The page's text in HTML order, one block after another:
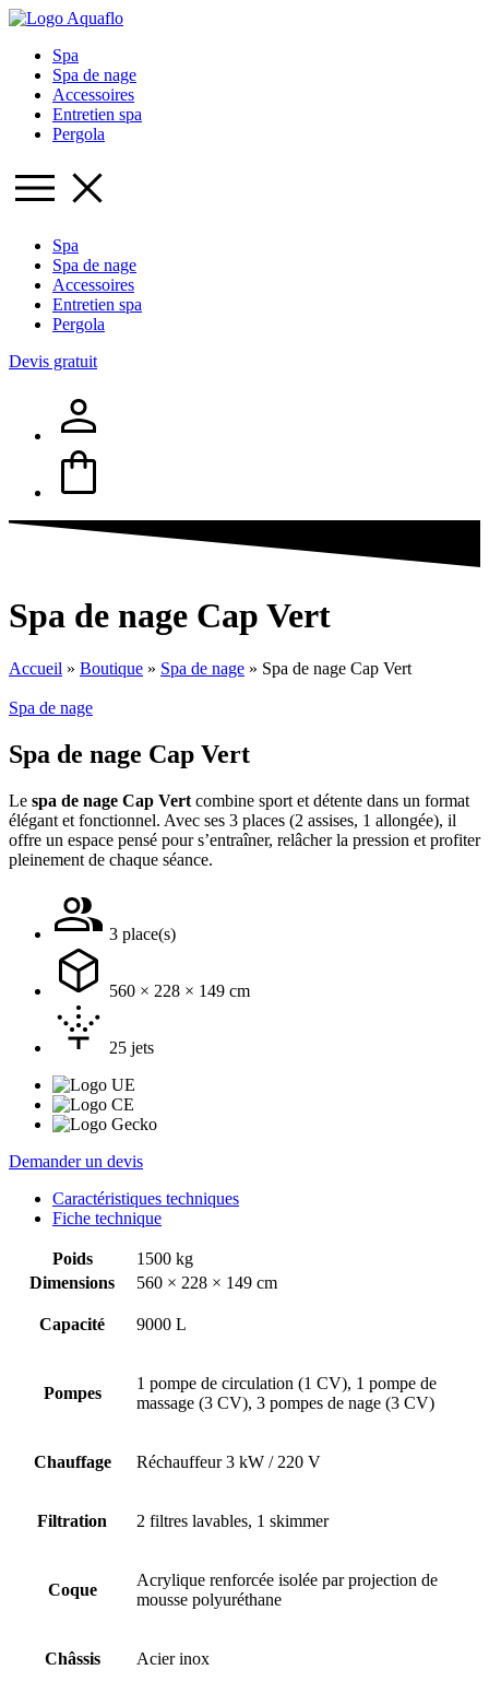
Spa
Spa de nage
Accessoires
Entretien spa
Pergola
Spa
Spa de nage
Accessoires
Entretien spa
Pergola
Devis gratuit
Spa de nage Cap Vert
Accueil » Boutique » Spa de nage » Spa de nage Cap Vert
Spa de nage
Spa de nage Cap Vert
Le spa de nage Cap Vert combine sport et détente dans un format
élégant et fonctionnel. Avec ses 3 places (2 assises, 1 allongée), il
offre un espace pensé pour s’entraîner, relâcher la pression et profiter
pleinement de chaque séance.
3 place(s)
560 × 228 × 149 cm
25 jets
Demander un devis
Caractéristiques techniques
Fiche technique
Poids
1500 kg
Dimensions
560 × 228 × 149 cm
Capacité 9000 L
Pompes
1 pompe de circulation (1 CV), 1 pompe de
massage (3 CV), 3 pompes de nage (3 CV)
Chauffage Réchauffeur 3 kW / 220 V
Filtration 2 filtres lavables, 1 skimmer
Coque
Acrylique renforcée isolée par projection de
mousse polyuréthane
Châssis Acier inox